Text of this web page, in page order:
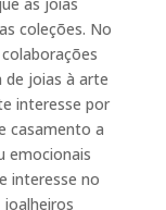
coleções. No
de joias à arte
interesse por
casamento a
emocionais
interesse no